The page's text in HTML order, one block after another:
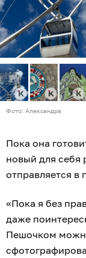
Фото: Александра
Пока она
новый для себя
отправляется в
«Пока я без
даже
Пешочком